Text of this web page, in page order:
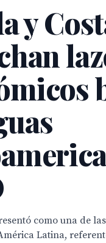
y
como una de
Latina,